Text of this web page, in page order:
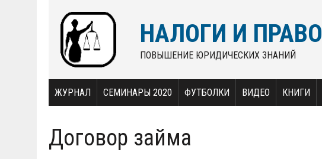
НАЛОГИ И ПРАВО
ПОВЫШЕНИЕ ЮРИДИЧЕСКИХ ЗНАНИЙ
ЖУРНАЛ СЕМИНАРЫ 2020 ФУТБОЛКИ ВИДЕО КНИГИ
Договор займа